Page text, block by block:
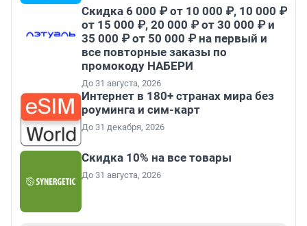
Скидка 6 000 ₽ от 10 000 ₽, 10 000 ₽
от 15 000 ₽, 20 000 ₽ от 30 000 ₽ и
35 000 ₽ от 50 000 ₽ на первый и
все повторные заказы по
промокоду НАБЕРИ
До 31 августа, 2026
Интернет в 180+ странах мира без
роуминга и сим-карт
До 31 декабря, 2026
Скидка 10% на все товары
До 31 августа, 2026